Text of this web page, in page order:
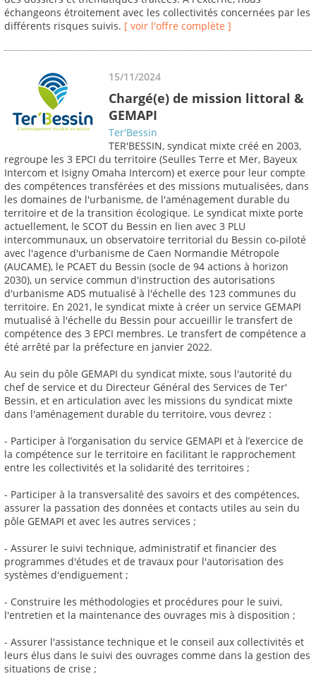
échangeons étroitement avec les collectivités concernées par les
différents risques suivis. [ voir l'offre complète ]
15/11/2024
Chargé(e) de mission littoral &
GEMAPI
Ter'Bessin
TER'BESSIN, syndicat mixte créé en 2003,
regroupe les 3 EPCI du territoire (Seulles Terre et Mer, Bayeux
Intercom et Isigny Omaha Intercom) et exerce pour leur compte
des compétences transférées et des missions mutualisées, dans
les domaines de l'urbanisme, de l'aménagement durable du
territoire et de la transition écologique. Le syndicat mixte porte
actuellement, le SCOT du Bessin en lien avec 3 PLU
intercommunaux, un observatoire territorial du Bessin co-piloté
avec l'agence d'urbanisme de Caen Normandie Métropole
(AUCAME), le PCAET du Bessin (socle de 94 actions à horizon
2030), un service commun d'instruction des autorisations
d'urbanisme ADS mutualisé à l'échelle des 123 communes du
territoire. En 2021, le syndicat mixte à créer un service GEMAPI
mutualisé à l'échelle du Bessin pour accueillir le transfert de
compétence des 3 EPCI membres. Le transfert de compétence a
été arrêté par la préfecture en janvier 2022.
Au sein du pôle GEMAPI du syndicat mixte, sous l'autorité du
chef de service et du Directeur Général des Services de Ter'
Bessin, et en articulation avec les missions du syndicat mixte
dans l'aménagement durable du territoire, vous devrez :
- Participer à l’organisation du service GEMAPI et à l’exercice de
la compétence sur le territoire en facilitant le rapprochement
entre les collectivités et la solidarité des territoires ;
- Participer à la transversalité des savoirs et des compétences,
assurer la passation des données et contacts utiles au sein du
pôle GEMAPI et avec les autres services ;
- Assurer le suivi technique, administratif et financier des
programmes d'études et de travaux pour l'autorisation des
systèmes d'endiguement ;
- Construire les méthodologies et procédures pour le suivi,
l'entretien et la maintenance des ouvrages mis à disposition ;
- Assurer l'assistance technique et le conseil aux collectivités et
leurs élus dans le suivi des ouvrages comme dans la gestion des
situations de crise ;